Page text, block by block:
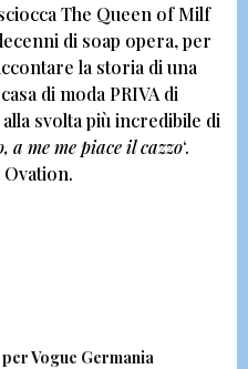
The Queen of Milf
di soap opera, per
la storia di una
di moda PRIVA di
svolta più incredibile di
a me me piace il cazzo‘.
Vogue Germania